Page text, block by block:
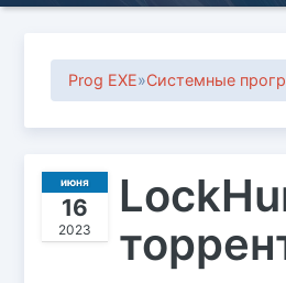
Prog EXE»Системные
июня
16
2023